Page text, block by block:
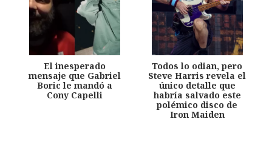
El inesperado
mensaje que Gabriel
Boric le mandó a
Cony Capelli
Todos lo odian, pero
Steve Harris revela el
único detalle que
habría salvado este
polémico disco de
Iron Maiden